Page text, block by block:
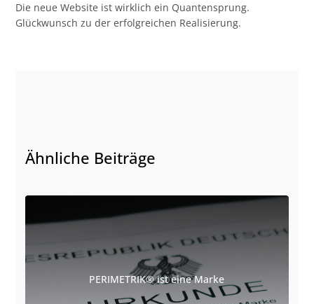
Die neue Website ist wirklich ein Quantensprung.
Glückwunsch zu der erfolgreichen Realisierung.
Ähnliche Beiträge
PERIMETRIK® ist eine Marke